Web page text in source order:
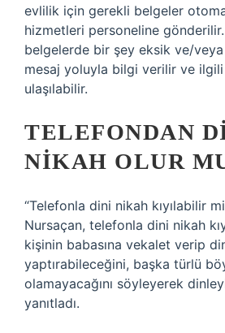
evlilik için gerekli belgeler
hizmetleri personeline
belgelerde bir şey eksik ve/
mesaj yoluyla bilgi verilir ve
ulaşılabilir.
TELEFONDAN
NIKAH OLUR
“Telefonla dini nikah kıyılabilir
Nursaçan, telefonla dini nikah
kişinin babasına vekalet verip
yaptırabileceğini, başka türlü
olamayacağını söyleyerek
yanıtladı.